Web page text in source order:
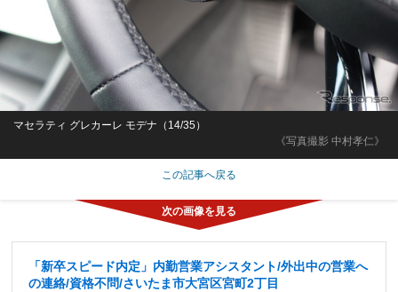
《写真撮影 中村孝仁》
マセラティ グレカーレ モデナ（14/35）
この記事へ戻る
「新卒スピード内定」内勤営業アシスタント/外出中の営業へ
の連絡/資格不問/さいたま市大宮区宮町2丁目